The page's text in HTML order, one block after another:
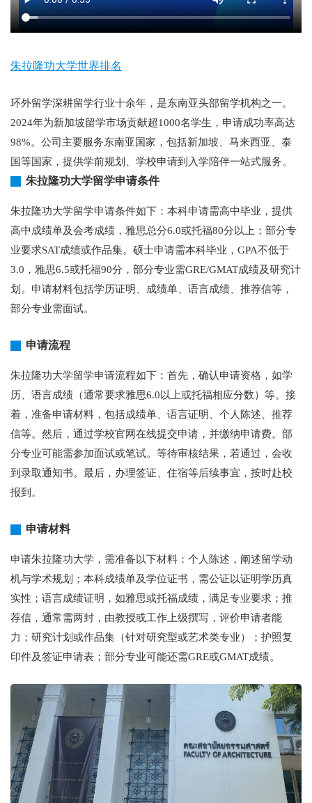
朱拉隆功大学世界排名
环外留学深耕留学行业十余年，是东南亚头部留学机构之一。
2024年为新加坡留学市场贡献超1000名学生，申请成功率高达
98%。公司主要服务东南亚国家，包括新加坡、马来西亚、泰
国等国家，提供学前规划、学校申请到入学陪伴一站式服务。
朱拉隆功大学留学申请条件
朱拉隆功大学留学申请条件如下：本科申请需高中毕业，提供
高中成绩单及会考成绩，雅思总分6.0或托福80分以上；部分专
业要求SAT成绩或作品集。硕士申请需本科毕业，GPA不低于
3.0，雅思6.5或托福90分，部分专业需GRE/GMAT成绩及研究计
划。申请材料包括学历证明、成绩单、语言成绩、推荐信等，
部分专业需面试。
申请流程
朱拉隆功大学留学申请流程如下：首先，确认申请资格，如学
历、语言成绩（通常要求雅思6.0以上或托福相应分数）等。接
着，准备申请材料，包括成绩单、语言证明、个人陈述、推荐
信等。然后，通过学校官网在线提交申请，并缴纳申请费。部
分专业可能需参加面试或笔试。等待审核结果，若通过，会收
到录取通知书。最后，办理签证、住宿等后续事宜，按时赴校
报到。
申请材料
申请朱拉隆功大学，需准备以下材料：个人陈述，阐述留学动
机与学术规划；本科成绩单及学位证书，需公证以证明学历真
实性；语言成绩证明，如雅思或托福成绩，满足专业要求；推
荐信，通常需两封，由教授或工作上级撰写，评价申请者能
力；研究计划或作品集（针对研究型或艺术类专业）；护照复
印件及签证申请表；部分专业可能还需GRE或GMAT成绩。